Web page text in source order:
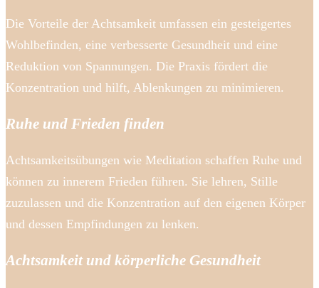
Die Vorteile der Achtsamkeit umfassen ein gesteigertes
Wohlbefinden, eine verbesserte Gesundheit und eine
Reduktion von Spannungen. Die Praxis fördert die
Konzentration und hilft, Ablenkungen zu minimieren.
Ruhe und Frieden finden
Achtsamkeitsübungen wie Meditation schaffen Ruhe und
können zu innerem Frieden führen. Sie lehren, Stille
zuzulassen und die Konzentration auf den eigenen Körper
und dessen Empfindungen zu lenken.
Achtsamkeit und körperliche Gesundheit